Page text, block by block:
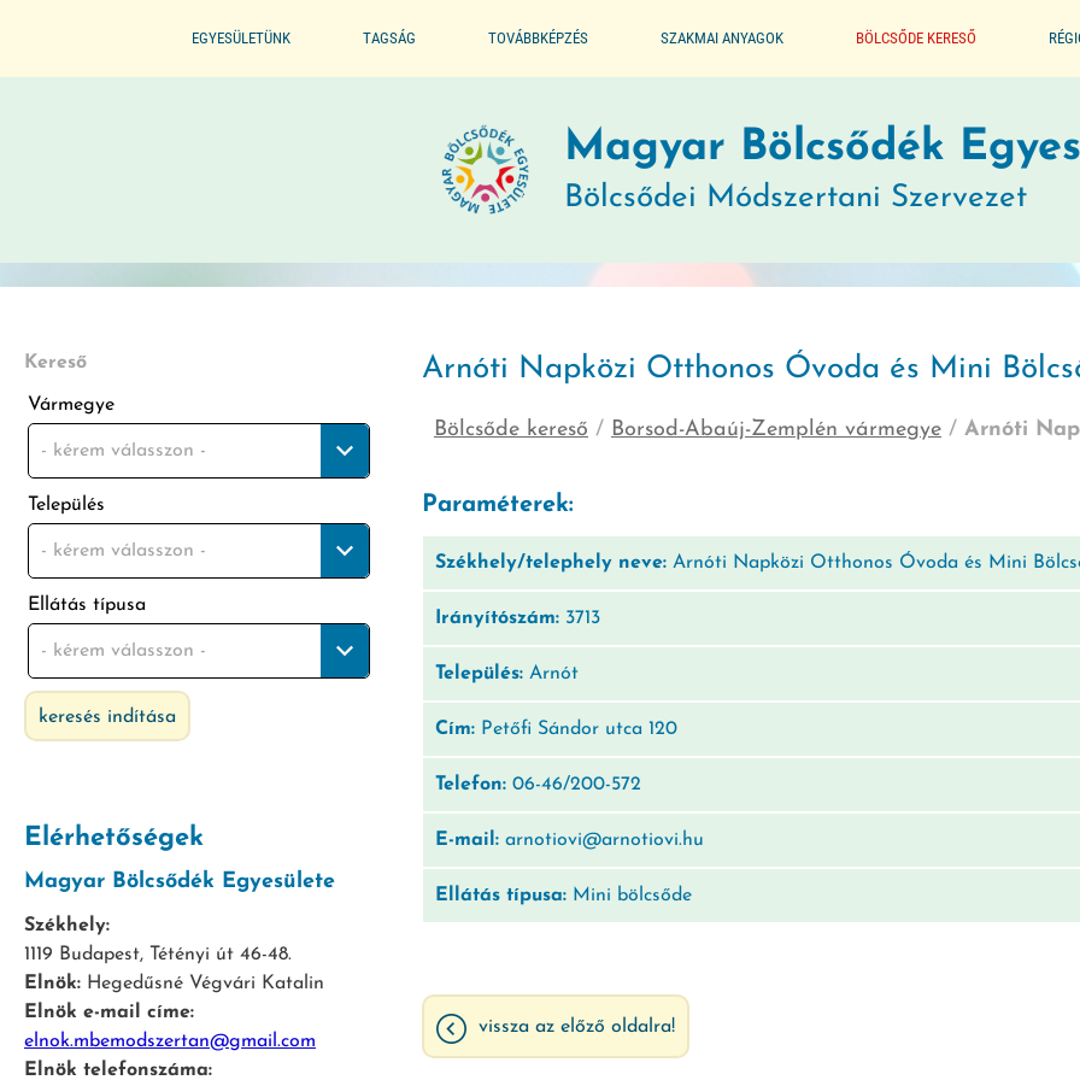
EGYESÜLETÜNK
ÜVEGZSEB
TAGSÁG
BELÉPÉS / KILÉPÉS
TOVÁBBKÉPZÉS SZAKMAI ANYAGOK
SEGÉDLET A BÖLCSŐDÉK
MÓDSZERTANI KIADVÁNYOK
GYERMEKVÉDELMI JELZŐRENDSZER
BÖLCSŐDE KERESŐ
Magyar Bölcsődék
Bölcsődei Módszertani Szervezet
Kereső
Vármegye
- kérem válasszon -
Település
- kérem válasszon -
Ellátás típusa
- kérem válasszon -
keresés indítása
Elérhetőségek
Magyar Bölcsődék Egyesülete
Székhely:
1119 Budapest, Tétényi út 46-48.
Elnök: Hegedűsné Végvári Katalin
Elnök e-mail címe:
elnok.mbemodszertan@gmail.com
Elnök telefonszáma:
Arnóti Napközi Otthonos Óvoda és Mini
Bölcsőde kereső / Borsod-Abaúj-Zemplén vármegye / Arnóti
Paraméterek:
Székhely/telephely neve: Arnóti Napközi Otthonos Óvoda és Mini
Irányítószám: 3713
Település: Arnót
Cím: Petőfi Sándor utca 120
Telefon: 06-46/200-572
E-mail: arnotiovi@arnotiovi.hu
Ellátás típusa: Mini bölcsőde
vissza az előző oldalra!